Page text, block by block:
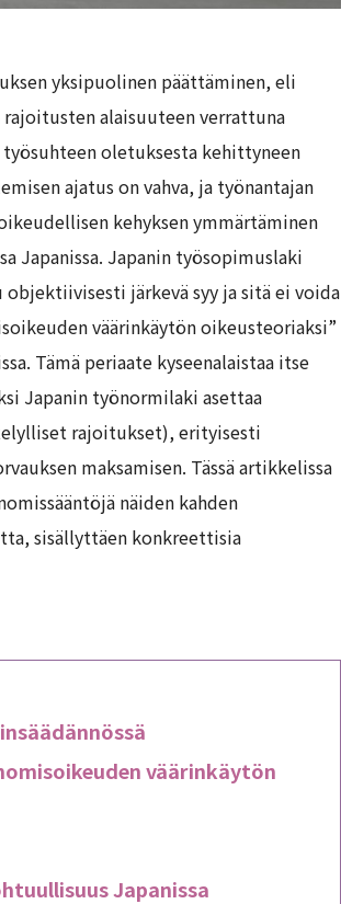
yksipuolinen päättäminen, eli
alaisuuteen verrattuna
oletuksesta kehittyneen
ajatus on vahva, ja työnantajan
kehyksen ymmärtäminen
Japanissa. Japanin työsopimuslaki
järkevä syy ja sitä ei voida
väärinkäytön oikeusteoriaksi”
Tämä periaate kyseenalaistaa itse
Japanin työnormilaki asettaa
rajoitukset), erityisesti
maksamisen. Tässä artikkelissa
näiden kahden
sisällyttäen konkreettisia
väärinkäytön
Japanissa